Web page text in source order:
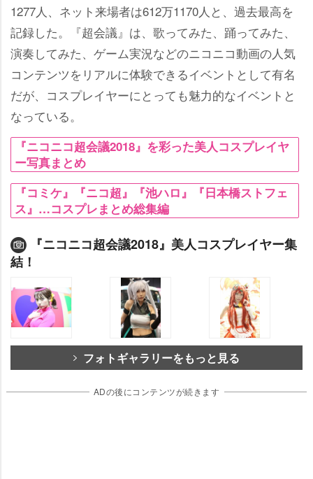
1277人、ネット来場者は612万1170人と、過去最高を
記録した。『超会議』は、歌ってみた、踊ってみた、
演奏してみた、ゲーム実況などのニコニコ動画の人気
コンテンツをリアルに体験できるイベントとして有名
だが、コスプレイヤーにとっても魅力的なイベントと
なっている。
『ニコニコ超会議2018』を彩った美人コスプレイヤ
ー写真まとめ
『コミケ』『ニコ超』『池ハロ』『日本橋ストフェ
ス』…コスプレまとめ総集編
『ニコニコ超会議2018』美人コスプレイヤー集
結！
フォトギャラリーをもっと見る
ADの後にコンテンツが続きます